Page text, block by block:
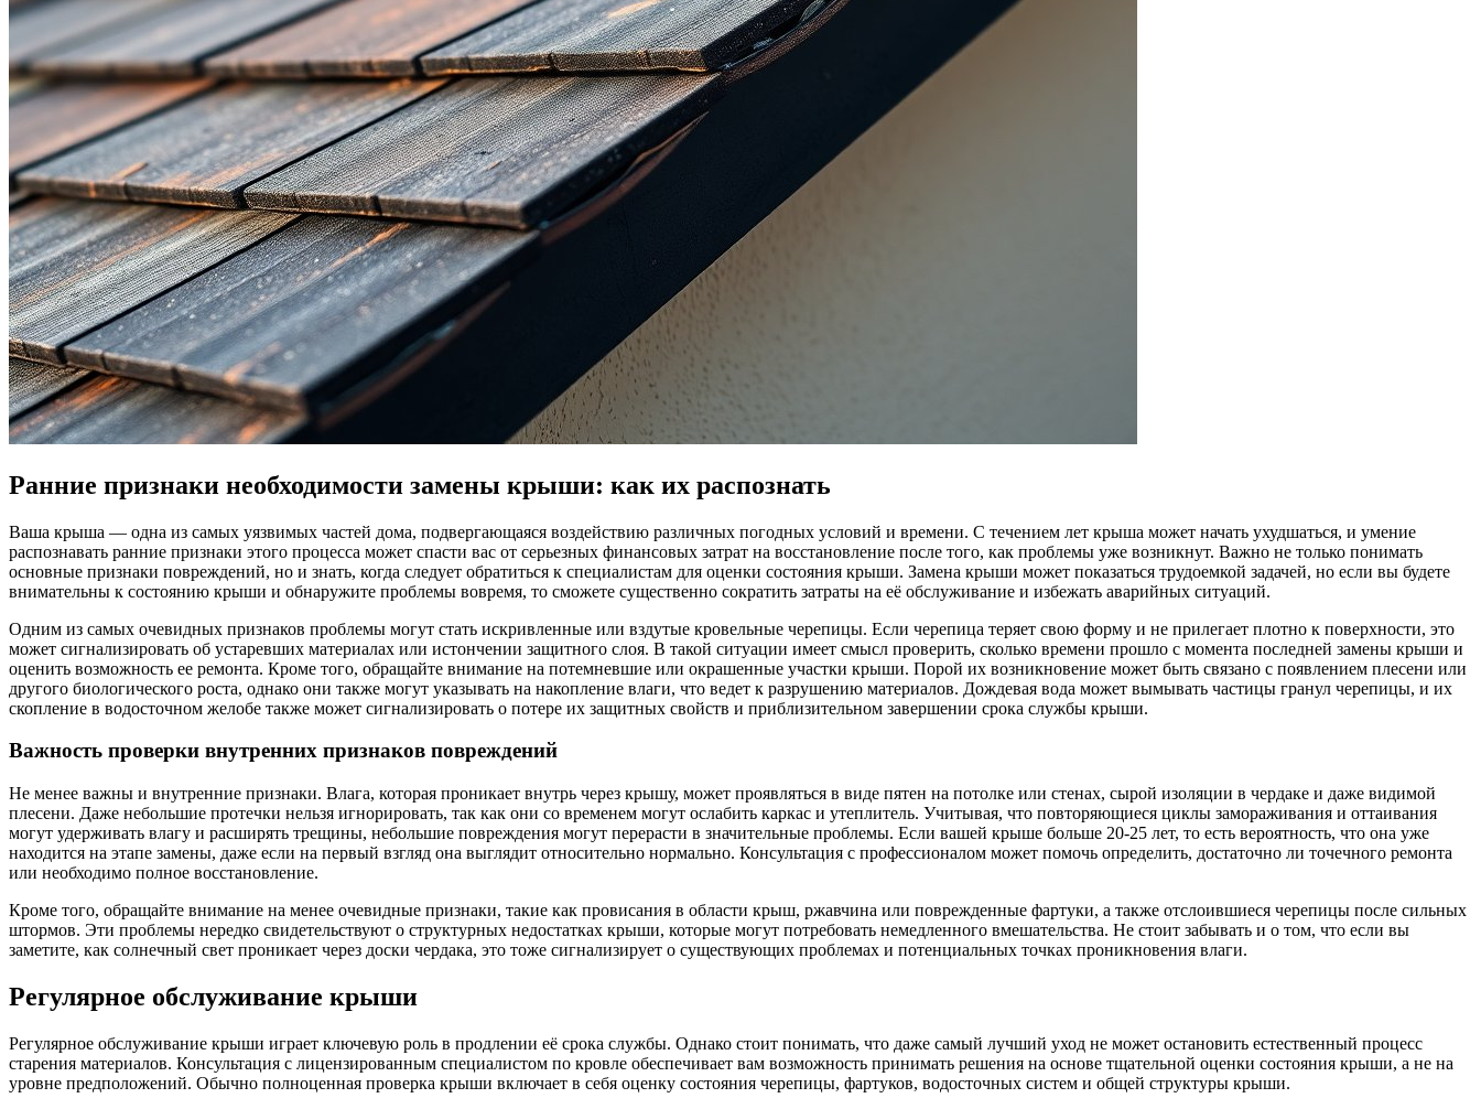
Ранние признаки необходимости замены крыши: как их распознать
Ваша крыша — одна из самых уязвимых частей дома, подвергающаяся воздействию различных погодных условий и времени. С течением лет крыша может начать ухудшаться, и умение
распознавать ранние признаки этого процесса может спасти вас от серьезных финансовых затрат на восстановление после того, как проблемы уже возникнут. Важно не только понимать
основные признаки повреждений, но и знать, когда следует обратиться к специалистам для оценки состояния крыши. Замена крыши может показаться трудоемкой задачей, но если вы будете
внимательны к состоянию крыши и обнаружите проблемы вовремя, то сможете существенно сократить затраты на её обслуживание и избежать аварийных ситуаций.
Одним из самых очевидных признаков проблемы могут стать искривленные или вздутые кровельные черепицы. Если черепица теряет свою форму и не прилегает плотно к поверхности, это
может сигнализировать об устаревших материалах или истончении защитного слоя. В такой ситуации имеет смысл проверить, сколько времени прошло с момента последней замены крыши и
оценить возможность ее ремонта. Кроме того, обращайте внимание на потемневшие или окрашенные участки крыши. Порой их возникновение может быть связано с появлением плесени или
другого биологического роста, однако они также могут указывать на накопление влаги, что ведет к разрушению материалов. Дождевая вода может вымывать частицы гранул черепицы, и их
скопление в водосточном желобе также может сигнализировать о потере их защитных свойств и приблизительном завершении срока службы крыши.
Важность проверки внутренних признаков повреждений
Не менее важны и внутренние признаки. Влага, которая проникает внутрь через крышу, может проявляться в виде пятен на потолке или стенах, сырой изоляции в чердаке и даже видимой
плесени. Даже небольшие протечки нельзя игнорировать, так как они со временем могут ослабить каркас и утеплитель. Учитывая, что повторяющиеся циклы замораживания и оттаивания
могут удерживать влагу и расширять трещины, небольшие повреждения могут перерасти в значительные проблемы. Если вашей крыше больше 20-25 лет, то есть вероятность, что она уже
находится на этапе замены, даже если на первый взгляд она выглядит относительно нормально. Консультация с профессионалом может помочь определить, достаточно ли точечного ремонта
или необходимо полное восстановление.
Кроме того, обращайте внимание на менее очевидные признаки, такие как провисания в области крыш, ржавчина или поврежденные фартуки, а также отслоившиеся черепицы после сильных
штормов. Эти проблемы нередко свидетельствуют о структурных недостатках крыши, которые могут потребовать немедленного вмешательства. Не стоит забывать и о том, что если вы
заметите, как солнечный свет проникает через доски чердака, это тоже сигнализирует о существующих проблемах и потенциальных точках проникновения влаги.
Регулярное обслуживание крыши
Регулярное обслуживание крыши играет ключевую роль в продлении её срока службы. Однако стоит понимать, что даже самый лучший уход не может остановить естественный процесс
старения материалов. Консультация с лицензированным специалистом по кровле обеспечивает вам возможность принимать решения на основе тщательной оценки состояния крыши, а не на
уровне предположений. Обычно полноценная проверка крыши включает в себя оценку состояния черепицы, фартуков, водосточных систем и общей структуры крыши.